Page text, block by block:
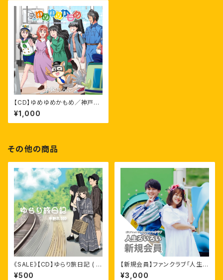
【CD】ゆめゆめかもめ／神戸市
営地下鉄海岸線応援ソング ( シ
ングル )
¥1,000
その他の商品
《SALE》【CD】ゆらり旅日記 ( シ
ングル )
¥500
【新規会員】ファンクラブ「人生ろ
いろい」
¥3,000